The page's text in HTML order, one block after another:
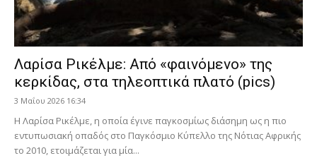
Λαρίσα Ρικέλμε: Από «φαινόμενο» της
κερκίδας, στα τηλεοπτικά πλατό (pics)
3 Μαΐου 2026 16:34
Η Λαρίσα Ρικέλμε, η οποία έγινε παγκοσμίως διάσημη ως η πιο
εντυπωσιακή οπαδός στο Παγκόσμιο Κύπελλο της Νότιας Αφρικής
το 2010, ετοιμάζεται για μία...